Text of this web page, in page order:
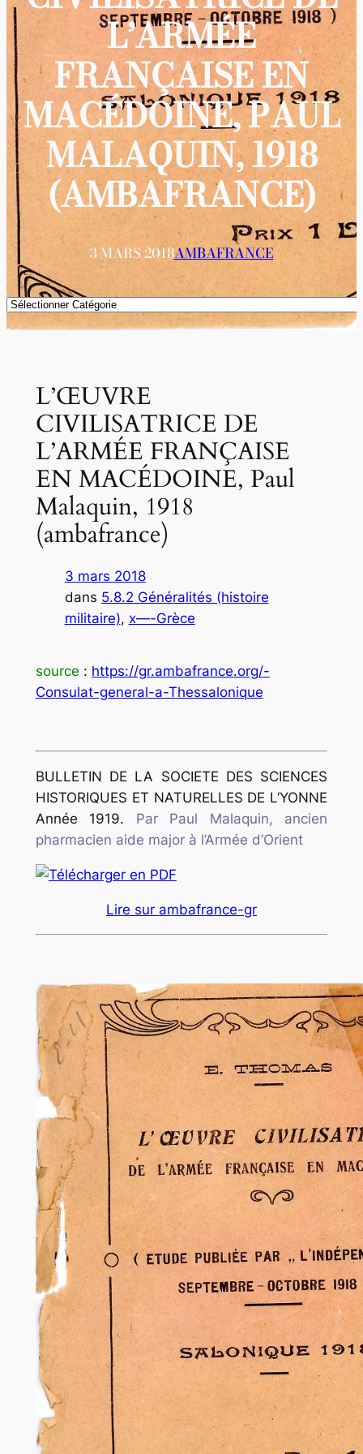
L’ARMÉE
FRANÇAISE EN
MACÉDOINE, PAUL
MALAQUIN, 1918
(AMBAFRANCE)
3 MARS 2018AMBAFRANCE
Catégories
L’ŒUVRE
CIVILISATRICE DE
L’ARMÉE FRANÇAISE
EN MACÉDOINE, Paul
Malaquin, 1918
(ambafrance)
3 mars 2018
dans 5.8.2 Généralités (histoire
militaire), x—-Grèce
source : https://gr.ambafrance.org/-
Consulat-general-a-Thessalonique
BULLETIN DE LA SOCIETE DES SCIENCES
HISTORIQUES ET NATURELLES DE L‘YONNE
Année 1919. Par Paul Malaquin, ancien
pharmacien aide major à l’Armée d’Orient
Lire sur ambafrance-gr